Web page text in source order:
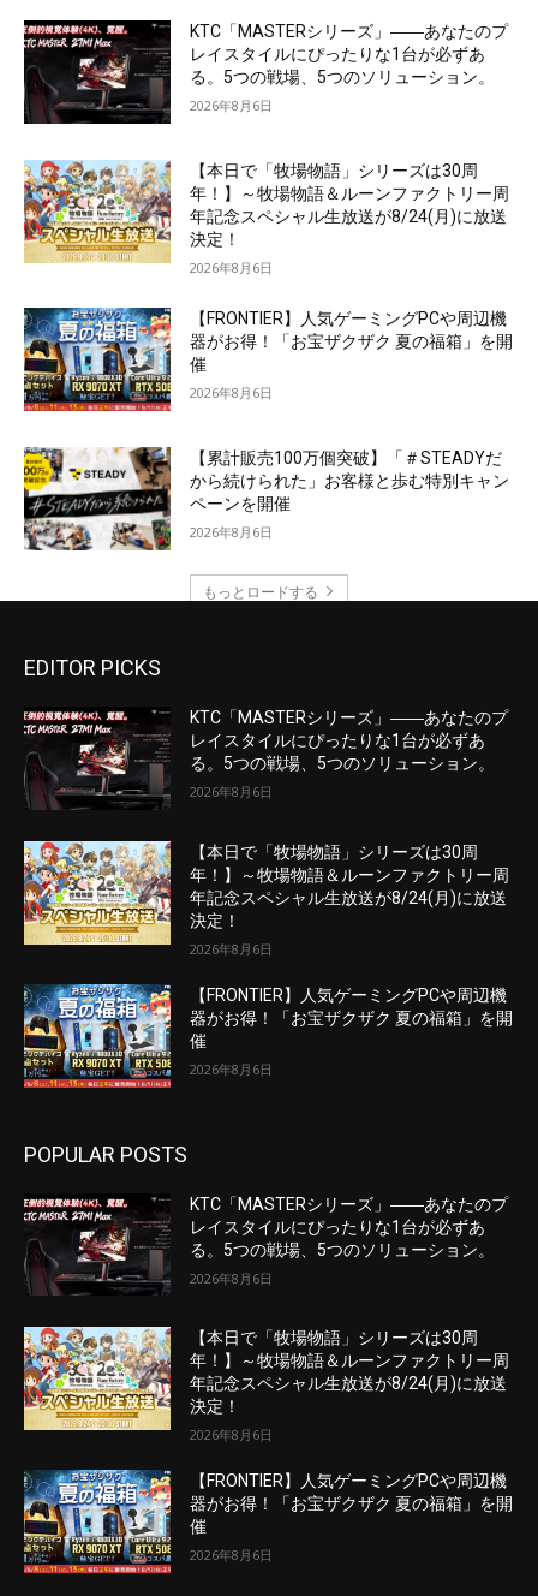
EDITOR PICKS
KTC「MASTERシリーズ」――あなたのプ
レイスタイルにぴったりな1台が必ずあ
る。5つの戦場、5つのソリューション。
2026年8月6日
【本日で「牧場物語」シリーズは30周
年！】～牧場物語＆ルーンファクトリー周
年記念スペシャル生放送が8/24(月)に放送
決定！
2026年8月6日
【FRONTIER】人気ゲーミングPCや周辺機
器がお得！「お宝ザクザク 夏の福箱」を開
催
2026年8月6日
POPULAR POSTS
KTC「MASTERシリーズ」――あなたのプ
レイスタイルにぴったりな1台が必ずあ
る。5つの戦場、5つのソリューション。
2026年8月6日
【本日で「牧場物語」シリーズは30周
年！】～牧場物語＆ルーンファクトリー周
年記念スペシャル生放送が8/24(月)に放送
決定！
2026年8月6日
【FRONTIER】人気ゲーミングPCや周辺機
器がお得！「お宝ザクザク 夏の福箱」を開
催
2026年8月6日